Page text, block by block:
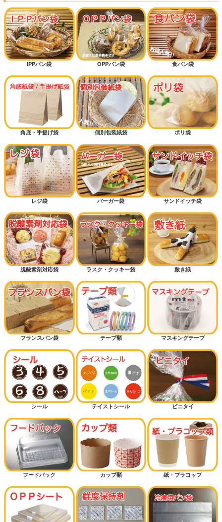
IPPパン袋 OPPパン袋 食パン袋
角底・手提げ袋 個別包装紙袋 ポリ袋
レジ袋 バーガー袋 サンドイッチ袋
脱酸素剤対応袋 ラスク・クッキー袋 敷き紙
フランスパン袋 テープ類 マスキングテープ
シール テイストシール ビニタイ
フードパック カップ類 紙・プラコップ